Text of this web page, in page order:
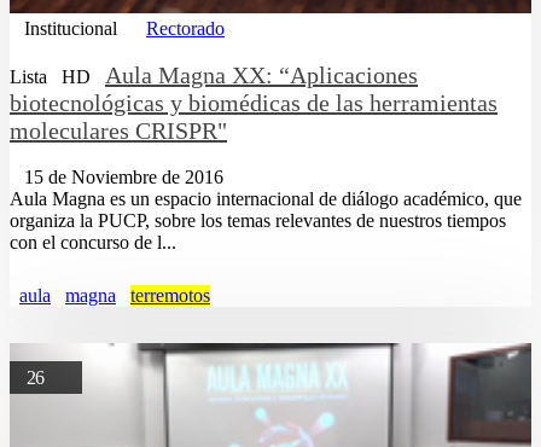
Institucional Rectorado
Lista HD
Aula Magna XX: “Aplicaciones
biotecnológicas y biomédicas de las herramientas
moleculares CRISPR"
15 de Noviembre de 2016
Aula Magna es un espacio internacional de diálogo académico, que
organiza la PUCP, sobre los temas relevantes de nuestros tiempos
con el concurso de l...
aula magna terremotos
26